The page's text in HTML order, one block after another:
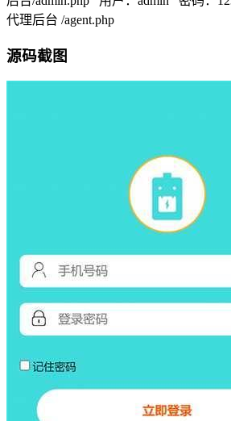
代理后台 /agent.php
源码截图